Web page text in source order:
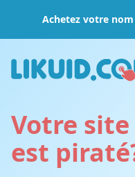
Achetez votre
Votre site
est